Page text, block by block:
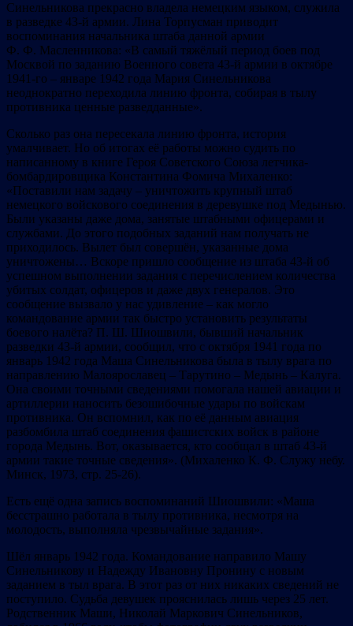
Синельникова прекрасно владела немецким языком, служила
в разведке 43-й армии. Лина Торпусман приводит
воспоминания начальника штаба данной армии
Ф. Ф. Масленникова: «В самый тяжёлый период боев под
Москвой по заданию Военного совета 43-й армии в октябре
1941-го – январе 1942 года Мария Синельникова
неоднократно переходила линию фронта, собирая в тылу
противника ценные разведданные».
Сколько раз она пересекала линию фронта, история
умалчивает. Но об итогах её работы можно судить по
написанному в книге Героя Советского Союза летчика-
бомбардировщика Константина Фомича Михаленко:
«Поставили нам задачу – уничтожить крупный штаб
немецкого войскового соединения в деревушке под Медынью.
Были указаны даже дома, занятые штабными офицерами и
службами. До этого подобных заданий нам получать не
приходилось. Вылет был совершён, указанные дома
уничтожены… Вскоре пришло сообщение из штаба 43-й об
успешном выполнении задания с перечислением количества
убитых солдат, офицеров и даже двух генералов. Это
сообщение вызвало у нас удивление – как могло
командование армии так быстро установить результаты
боевого налёта? П. Ш. Шиошвили, бывший начальник
разведки 43-й армии, сообщил, что с октября 1941 года по
январь 1942 года Маша Синельникова была в тылу врага по
направлению Малоярославец – Тарутино – Медынь – Калуга.
Она своими точными сведениями помогала нашей авиации и
артиллерии наносить безошибочные удары по войскам
противника. Он вспомнил, как по её данным авиация
разбомбила штаб соединения фашистских войск в районе
города Медынь. Вот, оказывается, кто сообщал в штаб 43-й
армии такие точные сведения». (Михаленко К. Ф. Служу небу.
Минск, 1973, стр. 25-26).
Есть ещё одна запись воспоминаний Шиошвили: «Маша
бесстрашно работала в тылу противника, несмотря на
молодость, выполняла чрезвычайные задания».
Шёл январь 1942 года. Командование направило Машу
Синельникову и Надежду Ивановну Пронину с новым
заданием в тыл врага. В этот раз от них никаких сведений не
поступило. Судьба девушек прояснилась лишь через 25 лет.
Родственник Маши, Николай Маркович Синельников,